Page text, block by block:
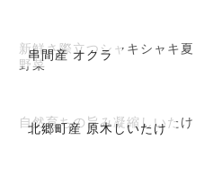
串間産 オクラ
新鮮さ際立つシャキシャキ夏
野菜
北郷町産 原木しいたけ
自然育ちの旨み凝縮しいたけ